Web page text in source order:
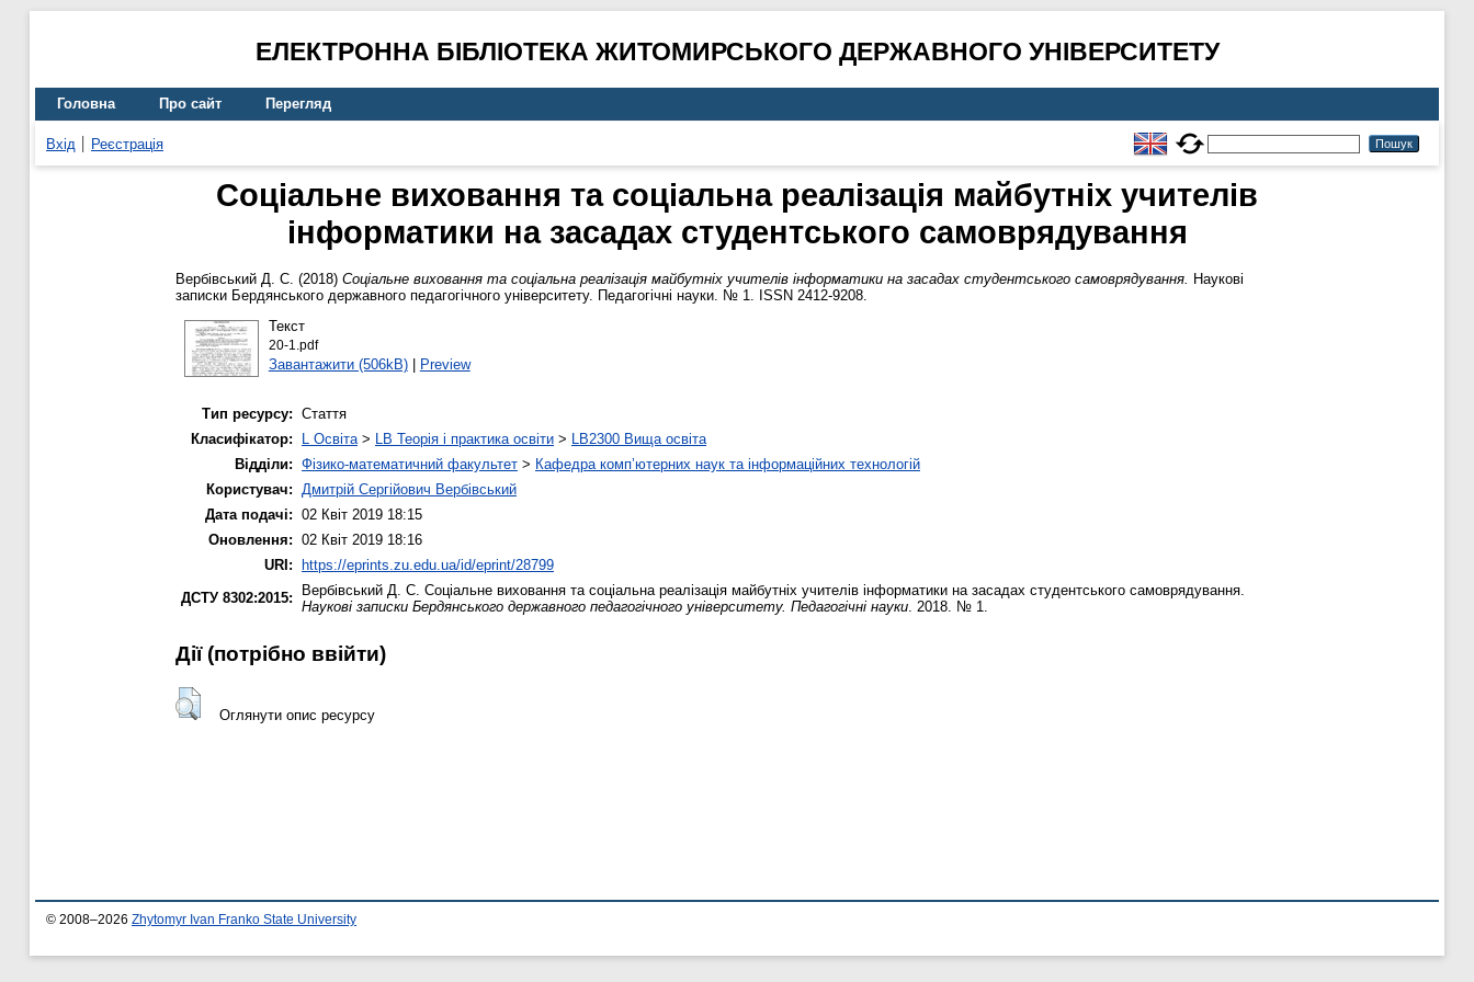
ЕЛЕКТРОННА БІБЛІОТЕКА ЖИТОМИРСЬКОГО ДЕРЖАВНОГО УНІВЕРСИТЕТУ
Головна Про сайт Перегляд
Вхід Реєстрація
Соціальне виховання та соціальна реалізація майбутніх учителів
інформатики на засадах студентського самоврядування
Вербівський Д. С. (2018) Соціальне виховання та соціальна реалізація майбутніх учителів інформатики на засадах студентського самоврядування. Наукові
записки Бердянського державного педагогічного університету. Педагогічні науки. № 1. ISSN 2412-9208.
Текст
20-1.pdf
Завантажити (506kB)| Preview
Тип ресурсу: Стаття
Класифікатор:
L Освіта> LB Теорія і практика освіти > LB2300 Вища освіта
Відділи: Фізико-математичний факультет > Кафедра комп’ютерних наук та інформаційних технологій
Користувач: Дмитрій Сергійович Вербівський
Дата подачі: 02 Квіт 2019 18:15
Оновлення: 02 Квіт 2019 18:16
URI:
https://eprints.zu.edu.ua/id/eprint/28799
ДСТУ 8302:2015:
Вербівський Д. С. Соціальне виховання та соціальна реалізація майбутніх учителів інформатики на засадах студентського самоврядування.
Наукові записки Бердянського державного педагогічного університету. Педагогічні науки. 2018. № 1.
Дії ​​(потрібно ввійти)
Оглянути опис ресурсу
© 2008–2026 Zhytomyr Ivan Franko State University